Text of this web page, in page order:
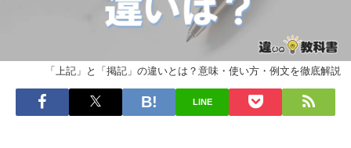
「上記」と「掲記」の違いとは？意味・使い方・例文を徹底解説
LINE